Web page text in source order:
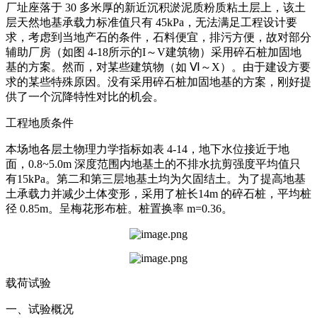
厂址座落于 30 多米厚的新近沉积淤泥质粉质粘土层上，该土
层天然地基承载力标准值只有 45kPa，无法满足工程设计要
求，考虑到当地产石的条件，石料便宜，排污方便，故对部分
辅助厂房（如图 4-18所示的I～V建筑物）采用碎石桩加固地
基的方案。然而，对某些建筑物（如 Ⅵ～X）。由于建设方要
求的某些特殊原因。没有采用碎石桩加固地基的方案，刚好提
供了一个沉降特性对比的机会。
工程地质条件
本场地各层土物理力学指标如表 4-14，地下水位接近于地
面，0.8~5.0m 深度范围内地基土的不排水抗剪强度平均值只
有15kPa。第二和第三层地基土均为欠固结土。为了提高地基
土承载力并减少土体变形，采用了桩长14m 的碎石桩，平均桩
径 0.85m。呈梅花形布桩。桩置换率 m=0.36。
载荷试验
一、试验概况